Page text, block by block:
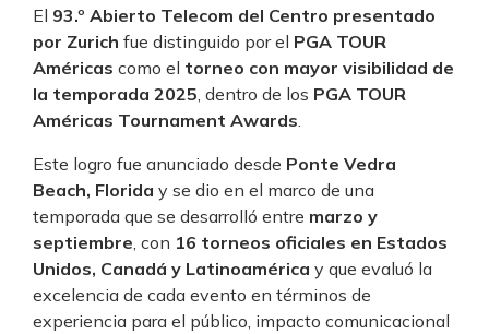
El 93.º Abierto Telecom del Centro presentado
por Zurich fue distinguido por el PGA TOUR
Américas como el torneo con mayor visibilidad de
la temporada 2025, dentro de los PGA TOUR
Américas Tournament Awards.
Este logro fue anunciado desde Ponte Vedra
Beach, Florida y se dio en el marco de una
temporada que se desarrolló entre marzo y
septiembre, con 16 torneos oficiales en Estados
Unidos, Canadá y Latinoamérica y que evaluó la
excelencia de cada evento en términos de
experiencia para el público, impacto comunicacional